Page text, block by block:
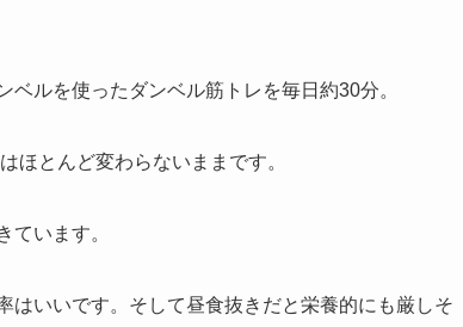
ルを使ったダンベル筋トレを毎日約30分。
ほとんど変わらないままです。
ています。
いいです。そして昼食抜きだと栄養的にも厳しそ